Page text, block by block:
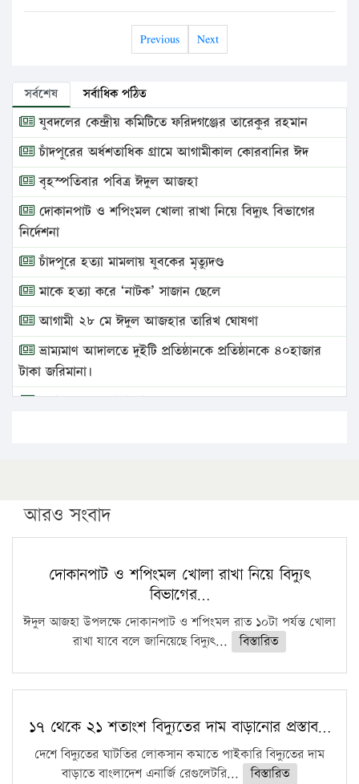
Previous Next
সর্বশেষ সর্বাধিক পঠিত
যুবদলের কেন্দ্রীয় কমিটিতে ফরিদগঞ্জের তারেকুর রহমান
চাঁদপুরের অর্ধশতাধিক গ্রামে আগামীকাল কোরবানির ঈদ
বৃহস্পতিবার পবিত্র ঈদুল আজহা
দোকানপাট ও শপিংমল খোলা রাখা নিয়ে বিদ্যুৎ বিভাগের
নির্দেশনা
চাঁদপুরে হত্যা মামলায় যুবকের মৃত্যুদণ্ড
মাকে হত্যা করে ‘নাটক’ সাজান ছেলে
আগামী ২৮ মে ঈদুল আজহার তারিখ ঘোষণা
ভ্রাম্যমাণ আদালতে দুইটি প্রতিষ্ঠানকে প্রতিষ্ঠানকে ৪০হাজার
টাকা জরিমানা।
এবার লঞ্চের ভাড়া বাড়ল
পিএইচডি করছেন কুয়েটের কৃতি…
সারা দেশে বজ্রাঘাতে ১৪ জনের প্রাণহানি
কঠোর হচ্ছে এসএসসি ও এইচএসসি পরীক্ষা
ফরিদগঞ্জে আগুনে পুড়লো ৬ ব্যবসা প্রতিষ্ঠান
আরও সংবাদ
দোকানপাট ও শপিংমল খোলা রাখা নিয়ে বিদ্যুৎ
বিভাগের…
ঈদুল আজহা উপলক্ষে দোকানপাট ও শপিংমল রাত ১০টা পর্যন্ত খোলা
রাখা যাবে বলে জানিয়েছে বিদ্যুৎ...
বিস্তারিত
১৭ থেকে ২১ শতাংশ বিদ্যুতের দাম বাড়ানোর প্রস্তাব…
দেশে বিদ্যুতের ঘাটতির লোকসান কমাতে পাইকারি বিদ্যুতের দাম
বাড়াতে বাংলাদেশ এনার্জি রেগুলেটরি...
বিস্তারিত